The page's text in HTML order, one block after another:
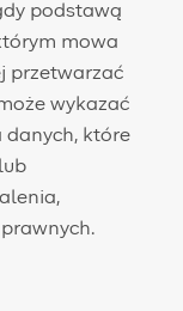
podstawą
mowa
przetwarzać
wykazać
danych, które